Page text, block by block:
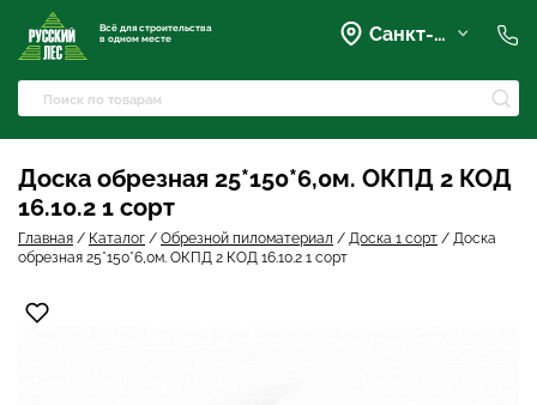
Всё для строительства
в одном месте
Санкт-Петербург
+7 (903) 684-62-00
+7 (921) 837-16-16
Вартемяги, Колхозная улица,
+7 (921) 148-51-51
Доска обрезная 25*150*6,0м. ОКПД 2 КОД
16.10.2 1 сорт
Главная / Каталог / Обрезной пиломатериал / Доска 1 сорт / Доска
обрезная 25*150*6,0м. ОКПД 2 КОД 16.10.2 1 сорт